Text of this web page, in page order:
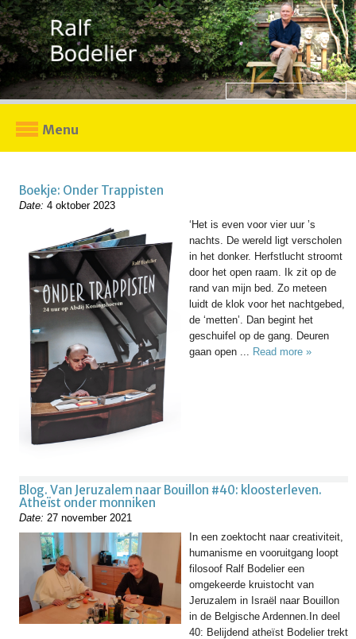
Menu
Boekje: Onder Trappisten
Date: 4 oktober 2023
‘Het is even voor vier uur ’s
nachts. De wereld ligt verscholen
in het donker. Herfstlucht stroomt
door het open raam. Ik zit op de
rand van mijn bed. Zo meteen
luidt de klok voor het nachtgebed,
de ‘metten’. Dan begint het
geschuifel op de gang. Deuren
gaan open ... Read more »
Blog. Van Jeruzalem naar Bouillon #40: kloosterleven.
Atheïst onder monniken
Date: 27 november 2021
In een zoektocht naar creativiteit,
humanisme en vooruitgang loopt
filosoof Ralf Bodelier een
omgekeerde kruistocht van
Jeruzalem in Israël naar Bouillon
in de Belgische Ardennen.In deel
40: Belijdend atheïst Bodelier trekt